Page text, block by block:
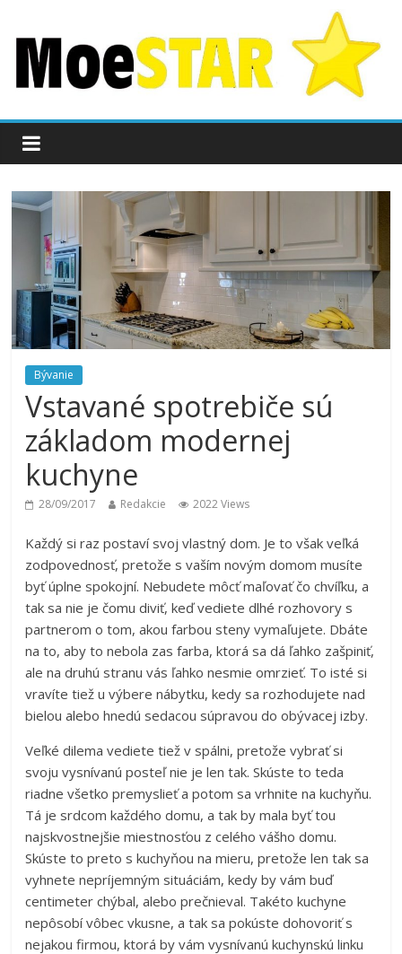
Bývanie
Vstavané spotrebiče sú
základom modernej
kuchyne
28/09/2017 Redakcie 2022 Views
Každý si raz postaví svoj vlastný dom. Je to však veľká
zodpovednosť, pretože s vaším novým domom musíte
byť úplne spokojní. Nebudete môcť maľovať čo chvíľku, a
tak sa nie je čomu diviť, keď vediete dlhé rozhovory s
partnerom o tom, akou farbou steny vymaľujete. Dbáte
na to, aby to nebola zas farba, ktorá sa dá ľahko zašpiniť,
ale na druhú stranu vás ľahko nesmie omrzieť. To isté si
vravíte tiež u výbere nábytku, kedy sa rozhodujete nad
bielou alebo hnedú sedacou súpravou do obývacej izby.
Veľké dilema vediete tiež v spálni, pretože vybrať si
svoju vysnívanú posteľ nie je len tak. Skúste to teda
riadne všetko premyslieť a potom sa vrhnite na kuchyňu.
Tá je srdcom každého domu, a tak by mala byť tou
najskvostnejšie miestnosťou z celého vášho domu.
Skúste to preto s kuchyňou na mieru, pretože len tak sa
vyhnete nepríjemným situáciám, kedy by vám buď
centimeter chýbal, alebo prečnieval. Takéto kuchyne
nepôsobí vôbec vkusne, a tak sa pokúste dohovoriť s
nejakou firmou, ktorá by vám vysnívanú kuchynskú linku